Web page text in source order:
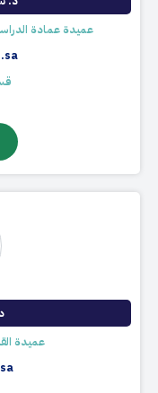
عميدة عمادة
عميدة